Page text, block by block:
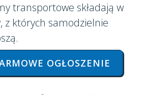
transportowe składają w
z których samodzielnie
OGŁOSZENIE